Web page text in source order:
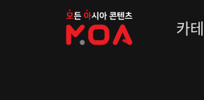
MOA
카